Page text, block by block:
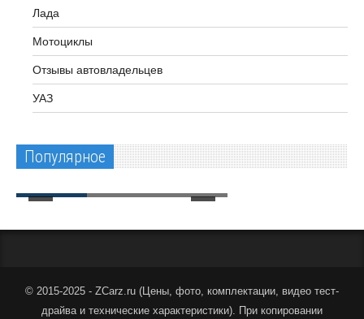
Лада
Мотоциклы
Отзывы автовладельцев
УАЗ
Популярное
Автоновости
Range Rover Sport PHEV
2026: 53 мили на
шестизначная цена за
редкий баланс
электромобиль
«последней
Китакюсю
© 2015-2025 - ZCarz.ru ( Цены, фото, комплектации, видео тест-
драйва и технические характеристики). При копировании